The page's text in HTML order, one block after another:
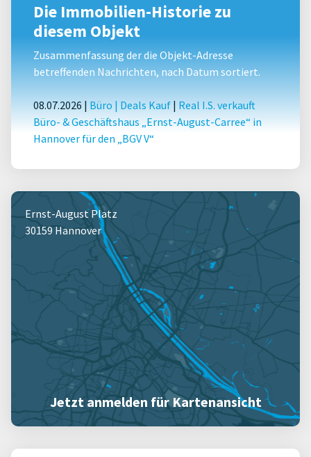
Die Immobilien-Historie zu
diesem Objekt
Zusammenfassung der die Objekt-Adresse
betreffenden Nachrichten, nach Datum sortiert.
08.07.2026 | Büro | Deals Kauf | Real I.S. verkauft
Büro- & Geschäftshaus „Ernst-August-Carree“ in
Hannover für den „BGV V“
Ernst-August Platz
30159 Hannover
Jetzt anmelden für Kartenansicht